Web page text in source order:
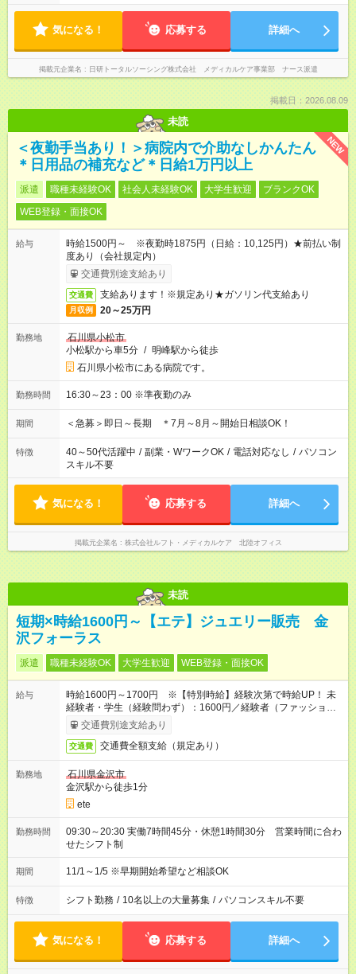
気になる！ 応募する 詳細へ
掲載元企業名 日研トータルソーシング株式会社 メディカルケア事業部 ナース派遣
掲載日：2026.08.09
未読
NEW
＜夜勤手当あり！＞病院内で介助なしかんたん
＊日用品の補充など＊日給1万円以上
派遣 職種未経験OK 社会人未経験OK 大学生歓迎
ブランクOK
WEB登録・面接OK
給与
時給1500円～ ※夜勤時1875円（日給：10,125円）★前払い制
度あり（会社規定内）
交通費別途支給あり
交通費 支給あります！※規定あり★ガソリン代支給あり
月収例 20～25万円
勤務地
石川県小松市
小松駅から車5分 / 明峰駅から徒歩
石川県小松市にある病院です。
勤務時間 16:30～23：00 ※準夜勤のみ
期間 ＜急募＞即日～長期 ＊7月～8月～開始日相談OK！
特徴 40～50代活躍中 / 副業・WワークOK / 電話対応なし / パソコン
スキル不要
気になる！ 応募する 詳細へ
掲載元企業名 株式会社ルフト・メディカルケア 北陸オフィス
未読
短期×時給1600円～【エテ】ジュエリー販売 金
沢フォーラス
派遣 職種未経験OK 大学生歓迎 WEB登録・面接OK
給与
時給1600円～1700円 ※【特別時給】経験次第で時給UP！ 未
経験者・学生（経験問わず）：1600円／経験者（ファッション
商材販売半年以上）：1650～1700円
交通費別途支給あり
交通費 交通費全額支給（規定あり）
勤務地
石川県金沢市
金沢駅から徒歩1分
ete
勤務時間
09:30～20:30 実働7時間45分・休憩1時間30分 営業時間に合わ
せたシフト制
期間 11/1～1/5 ※早期開始希望など相談OK
特徴 シフト勤務 / 10名以上の大量募集 / パソコンスキル不要
気になる！ 応募する 詳細へ